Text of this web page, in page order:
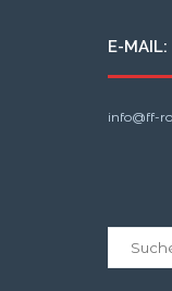
E-MAIL:
info@ff-